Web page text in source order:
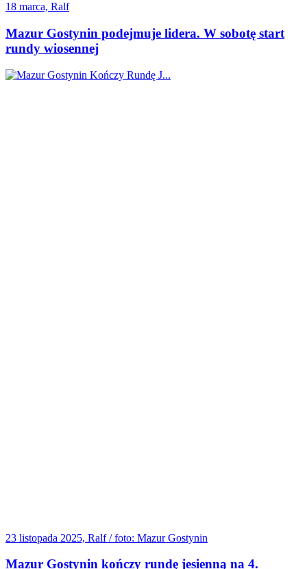
18 marca, Ralf
Mazur Gostynin podejmuje lidera. W sobotę start
rundy wiosennej
23 listopada 2025, Ralf / foto: Mazur Gostynin
Mazur Gostynin kończy rundę jesienną na 4.